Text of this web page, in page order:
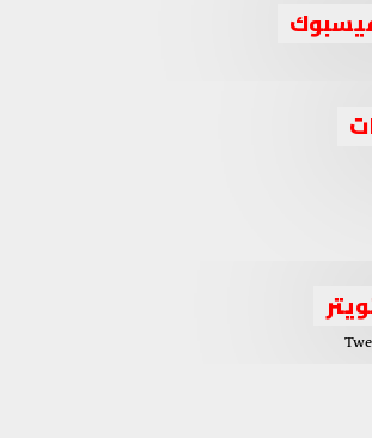
تدين استهداف حزب العمال
البيشمركة بإقليم كوردستان
تعقد اجتماعا برئاسة الشيخ أحمد الجربا